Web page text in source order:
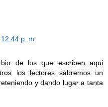
p. m.
de los que escriben aqui
los lectores sabremos un
y dando lugar a tanta